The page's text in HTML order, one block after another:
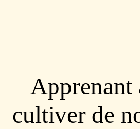
Apprenant
cultiver de